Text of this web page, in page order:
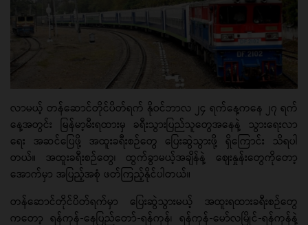
လာမယ့် တန်ဆောင်တိုင်ပိတ်ရက် နိုဝင်ဘာလ ၂၄ ရက်နေ့ကနေ ၂၇ ရက်
နေ့အတွင်း မြန်မာ့မီးရထားမှ ခရီးသွားပြည်သူတွေအနေနဲ့ သွားရေးလာ
ရေး အဆင်ပြေဖို့ အထူးခရီးစဉ်တွေ ပြေးဆွဲသွားဖို့ ရှိကြောင်း သိရပါ
တယ်။ အထူးခရီးစဉ်တွေ၊ ထွက်ခွာမယ့်အချိန်နဲ့ စျေးနှုန်းတွေကိုတော့
အောက်မှာ အပြည့်အစုံ ဖတ်ကြည့်နိုင်ပါတယ်။
တန်ဆောင်တိုင်ပိတ်ရက်မှာ ပြေးဆွဲသွားမယ့် အထူးရထားခရီးစဉ်တွေ
ကတော့ ရန်ကုန်-နေပြည်တော်-ရန်ကုန်၊ ရန်ကုန်-မော်လမြိုင်-ရန်ကုန်နဲ့